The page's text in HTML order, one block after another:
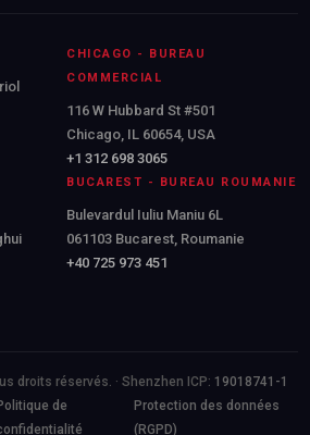
CHICAGO - BUREAU
COMMERCIAL
116 W Hubbard St #501
Chicago, IL 60654, USA
+1 312 698 3065
BUCAREST - BUREAU ROUMANIE
Bulevardul Iuliu Maniu 6L
061103 Bucarest, Roumanie
+40 725 973 451
droits réservés. · Shenzhen ICP: 19018741-1
de
Protection des données
(RGPD)